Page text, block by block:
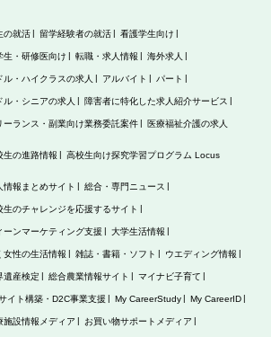
の就活 留学経験者の就活 看護学生向け
生・研修医向け 転職・求人情報 海外求人
ル・ハイクラスの求人 アルバイト パート
ル・シニアの求人 障害者に特化した求人紹介サービス
ーランス・副業向け業務委託案件 医療福祉介護の求人
生の進路情報 高校生向け探究学習プログラム Locus
情報まとめサイト 総合・専門ニュース
生のチャレンジを応援するサイト
ーンマーケティング支援 大学生活情報
女性の生活情報 雑誌・書籍・ソフト ウエディング情報
遺産検定 総合農業情報サイト マイナビ子育て
イト構築・D2C事業支援 My CareerStudy My CareerID
施設情報メディア お買い物サポートメディア